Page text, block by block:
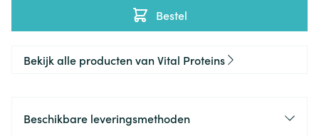
Bestel
Bekijk alle producten van Vital Proteins
Beschikbare leveringsmethoden